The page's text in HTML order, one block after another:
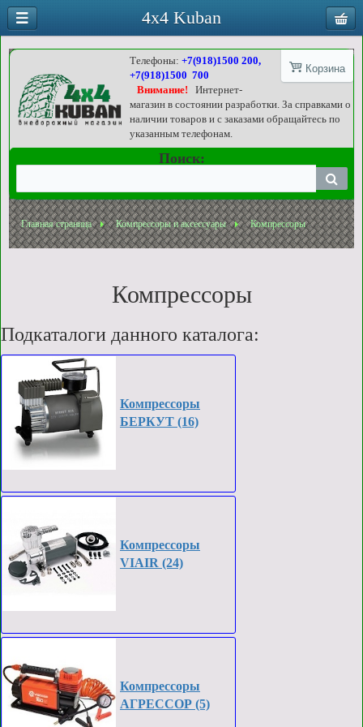
Корзина
Телефоны:+7(918)1500 200,
+7(918)1500 700
Внимание!
Интернет-
магазин в состоянии разработки. За справками о
наличии товаров и с заказами обращайтесь по
указанным телефонам.
Поиск:
Главная страница Компрессоры и аксессуары Компрессоры
Компрессоры
Подкаталоги данного каталога:
Компрессоры
БЕРКУТ (16)
Компрессоры
VIAIR (24)
Компрессоры
АГРЕССОР (5)
4x4 Kuban